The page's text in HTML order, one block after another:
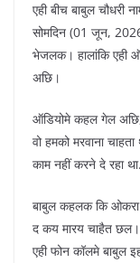
एही बीच बाबुल चौधरी
सोमदिन (01 जून,
भेजलक। हालांकि एही
अछि।
ऑडियोमे कहल गेल अछि,
वो हमको मरवाना
काम नहीं करने दे रहा
बाबुल कहलक कि ओकरा
द कय मारय चाहैत
एही फोन कॉलमे बाबुल